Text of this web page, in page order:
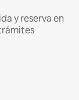
y reserva en